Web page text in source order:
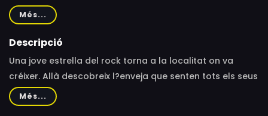
Naidu, Samia Shoaib, Dina Spybey-Waters, Jayce Bartok,
Amie Carey, Kitt Brophy, Jonn Cherico, Keith Preusse, Eric
Park, William Martin Hayes, Bill Wise, M.J. Lin, Ryan
Més...
Descripció
Una jove estrella del rock torna a la localitat on va
créixer. Allà descobreix l?enveja que senten tots els seus
antics companys. Després d'una nit salvatge, la vida de
tots els joves habitants del lloc canviarà
Més...